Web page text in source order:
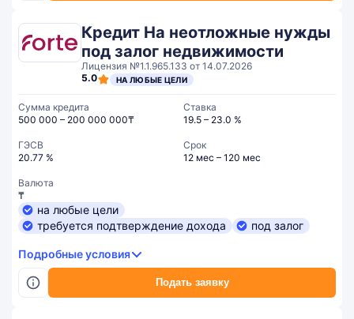
Кредит На неотложные нужды
под залог недвижимости
Лицензия №1.1.965.133 от 14.07.2026
5.0
НА ЛЮБЫЕ ЦЕЛИ
Подать заявку
Сумма кредита
500 000 – 200 000 000₸
Ставка
19.5 – 23.0 %
ГЭСВ
20.77 %
Срок
12 мес – 120 мес
Валюта
₸
на любые цели
требуется подтверждение дохода
под залог
Подробные условия